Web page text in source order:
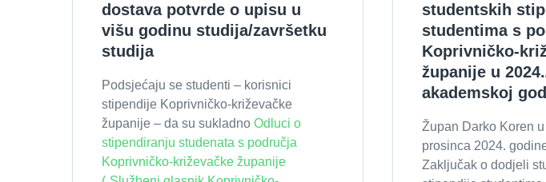
dostava potvrde o upisu u
višu godinu studija/završetku
studija
Podsjećaju se studenti – korisnici
stipendije Koprivničko-križevačke
županije – da su sukladno Odluci o
stipendiranju studenata s područja
Koprivničko-križevačke županije
studentskih
studentima s
Koprivničko-
županije u
akademskoj
Župan Darko Koren
prosinca 2024.
Zaključak o dodjeli